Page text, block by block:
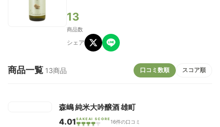
13
商品数
シェア
商品一覧 13商品 口コミ数順 スコア順
森嶋 純米大吟醸酒 雄町
4.01SAKEAI SCORE 16件の口コミ